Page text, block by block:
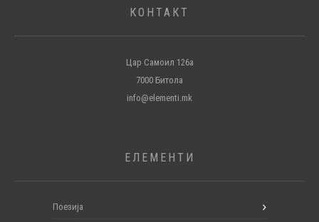
КОНТАКТ
Цар Самоил 126а
7000 Битола
info@elementi.mk
ЕЛЕМЕНТИ
Поезија